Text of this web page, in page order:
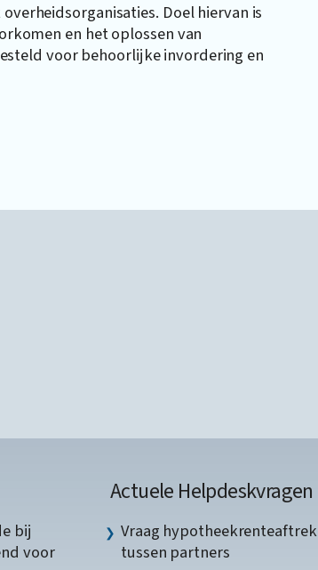
Doel hiervan is
en het oplossen van
voor behoorlijke invordering en
bij
voor
Actuele Helpdeskvragen
Vraag hypotheekrenteaftrek
tussen partners